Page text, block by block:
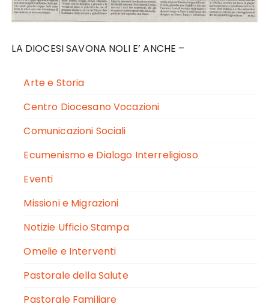
LA DIOCESI SAVONA NOLI E’ ANCHE –
Arte e Storia
Centro Diocesano Vocazioni
Comunicazioni Sociali
Ecumenismo e Dialogo Interreligioso
Eventi
Missioni e Migrazioni
Notizie Ufficio Stampa
Omelie e Interventi
Pastorale della Salute
Pastorale Familiare